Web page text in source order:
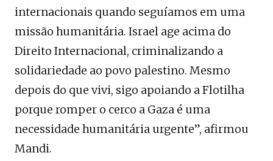
internacionais quando seguíamos em uma
missão humanitária. Israel age acima do
Direito Internacional, criminalizando a
solidariedade ao povo palestino. Mesmo
depois do que vivi, sigo apoiando a Flotilha
porque romper o cerco a Gaza é uma
necessidade humanitária urgente”, afirmou
Mandi.